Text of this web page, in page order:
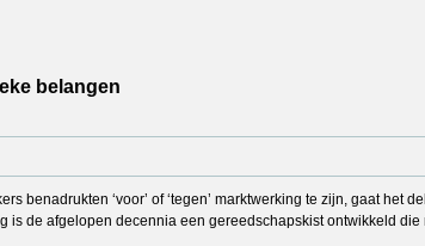
belangen
benadrukten ‘voor’ of ‘tegen’ marktwerking te zijn, gaat
is de afgelopen decennia een gereedschapskist ontwikkeld